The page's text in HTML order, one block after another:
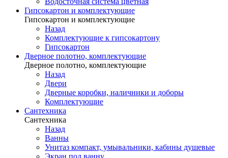
Гипсокартон и комплектующие
Гипсокартон и комплектующие
Назад
Комплектующие к гипсокартону
Гипсокартон
Дверное полотно, комплектующие
Дверное полотно, комплектующие
Назад
Двери
Дверные коробки, наличники и доборы
Комплектующие
Сантехника
Сантехника
Назад
Ванны
Унитаз компакт, умывальники, кабины душевые
Экран под ванну